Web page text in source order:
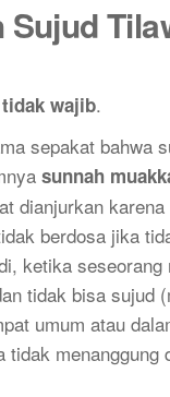
Sujud
tidak wajib.
sepakat bahwa
sunnah
dianjurkan karena
berdosa jika
ketika seseorang
tidak bisa sujud
umum atau
tidak menanggung